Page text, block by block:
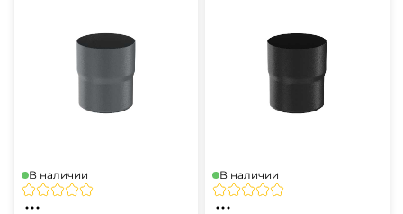
В наличии В наличии